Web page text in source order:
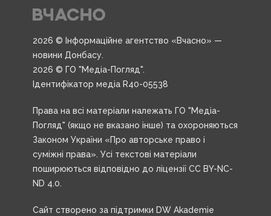
2026 © Інформаційне агентство «Вчасно» —
новини Донбасу.
2026 © ГО "Медіа-Погляд".
Ідентифікатор медіа R40-05538
Права на всі матеріали належать ГО "Медіа-
Погляд" (якщо не вказано інше) та охороняються
Законом України «Про авторське право і
суміжні права». Усі текстові матеріали
поширюються відповідно до ліцензії CC BY-NC-
ND 4.0.
Сайт створено за підтримки DW Akademie